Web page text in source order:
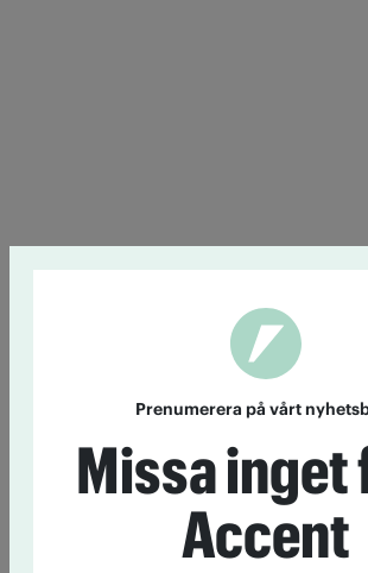
Prenumerera på vårt
Missa inget
Accent